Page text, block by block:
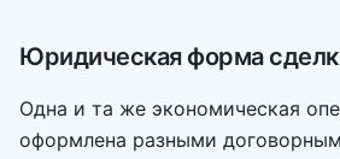
Юридическая форма
Одна и та же экономическая
оформлена разными